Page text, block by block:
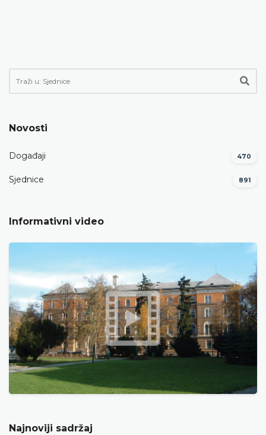
Novosti
Događaji 470
Sjednice 891
Informativni video
Najnoviji sadržaj